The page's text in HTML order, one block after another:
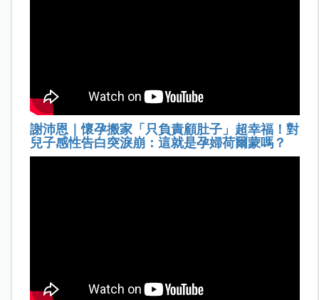
謝沛恩｜懷孕搬家「只負責顧肚子」超幸福！對
兒子感性告白突淚崩：這就是孕婦荷爾蒙嗎？